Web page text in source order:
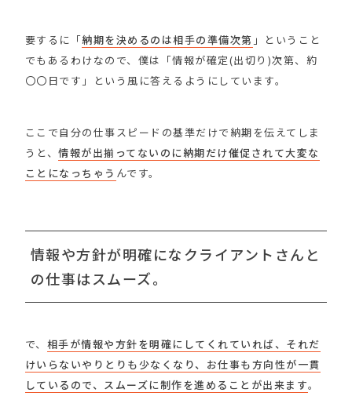
要するに「納期を決めるのは相手の準備次第 」ということ
でもあるわけなので、僕は「情報が確定(出切り)次第、約
〇〇日です」という風に答えるようにしています。
ここで自分の仕事スピードの基準だけで納期を伝えてしま
うと、情報が出揃ってないのに納期だけ催促されて大変な
ことになっちゃう んです。
情報や方針が明確になクライアントさんと
の仕事はスムーズ。
で、 相手が情報や方針を明確にしてくれていれば、それだ
けいらないやりとりも少なくなり、お仕事も方向性が一貫
しているので、スムーズに制作を進めることが出来ます。